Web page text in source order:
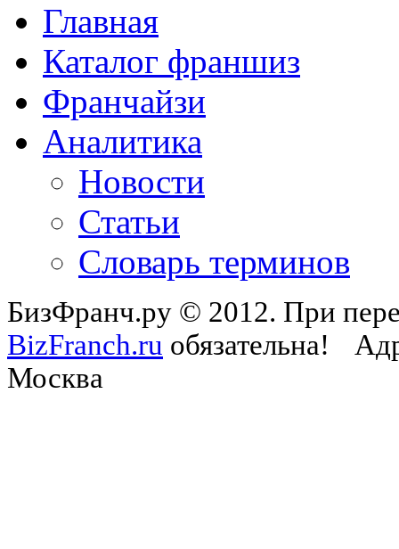
Главная
Каталог франшиз
Франчайзи
Аналитика
Новости
Статьи
Словарь терминов
БизФранч.ру © 2012. При
BizFranch.ru обязательна!
Москва